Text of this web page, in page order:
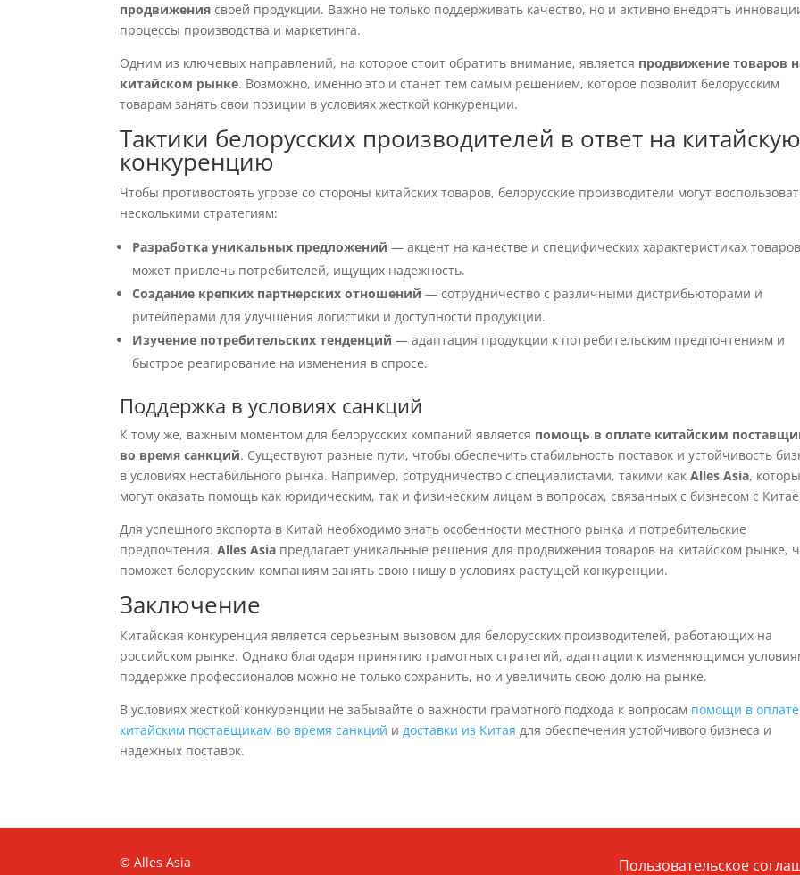
продвижения своей продукции. Важно не только поддерживать качество, но и активно внедрять
процессы производства и маркетинга.
Одним из ключевых направлений, на которое стоит обратить внимание, является продвижение товаров
китайском рынке. Возможно, именно это и станет тем самым решением, которое позволит белорусским
товарам занять свои позиции в условиях жесткой конкуренции.
Тактики белорусских производителей в ответ на китайскую
конкуренцию
Чтобы противостоять угрозе со стороны китайских товаров, белорусские производители могут
несколькими стратегиям:
Разработка уникальных предложений — акцент на качестве и специфических характеристиках товаров
может привлечь потребителей, ищущих надежность.
Создание крепких партнерских отношений — сотрудничество с различными дистрибьюторами и
ритейлерами для улучшения логистики и доступности продукции.
Изучение потребительских тенденций — адаптация продукции к потребительским предпочтениям и
быстрое реагирование на изменения в спросе.
Поддержка в условиях санкций
К тому же, важным моментом для белорусских компаний является помощь в оплате китайским
во время санкций. Существуют разные пути, чтобы обеспечить стабильность поставок и устойчивость
в условиях нестабильного рынка. Например, сотрудничество с специалистами, такими какAlles Asia,
могут оказать помощь как юридическим, так и физическим лицам в вопросах, связанных с бизнесом с
Для успешного экспорта в Китай необходимо знать особенности местного рынка и потребительские
предпочтения.Alles Asia предлагает уникальные решения для продвижения товаров на китайском рынке,
поможет белорусским компаниям занять свою нишу в условиях растущей конкуренции.
Заключение
Китайская конкуренция является серьезным вызовом для белорусских производителей, работающих на
российском рынке. Однако благодаря принятию грамотных стратегий, адаптации к изменяющимся
поддержке профессионалов можно не только сохранить, но и увеличить свою долю на рынке.
В условиях жесткой конкуренции не забывайте о важности грамотного подхода к вопросам помощи в оплате
китайским поставщикам во время санкций идоставки из Китая для обеспечения устойчивого бизнеса и
надежных поставок.
© Alles Asia Пользовательское